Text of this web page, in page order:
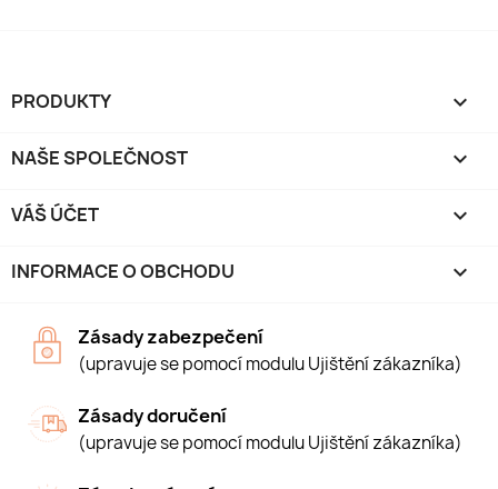
PRODUKTY 
NAŠE SPOLEČNOST 
VÁŠ ÚČET 
INFORMACE O OBCHODU keyboard_arrow_down
Zásady zabezpečení
(upravuje se pomocí modulu Ujištění zákazníka)
Zásady doručení
(upravuje se pomocí modulu Ujištění zákazníka)